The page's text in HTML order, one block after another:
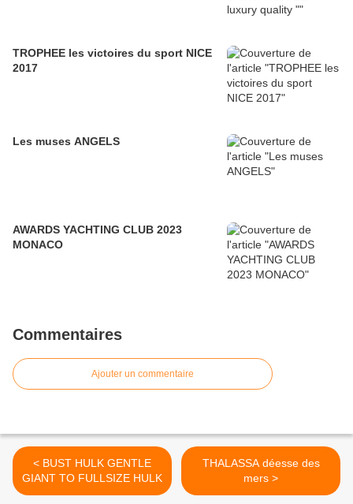
TROPHEE les victoires du sport NICE
2017
Les muses ANGELS
AWARDS YACHTING CLUB 2023
MONACO
Commentaires
Ajouter un commentaire
< BUST HULK GENTLE
GIANT TO FULLSIZE HULK
THALASSA déesse des
mers >